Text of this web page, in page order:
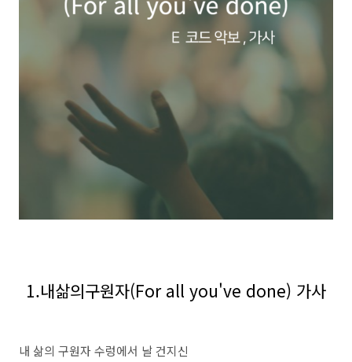
1.내삶의구원자(For all you've done) 가사
내 삶의 구원자 수렁에서 날 건지신